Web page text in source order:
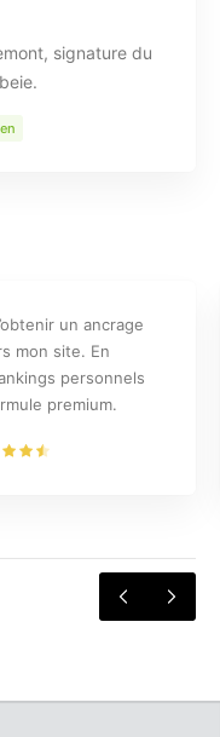
signature du
un ancrage
mon site. En
personnels
premium.